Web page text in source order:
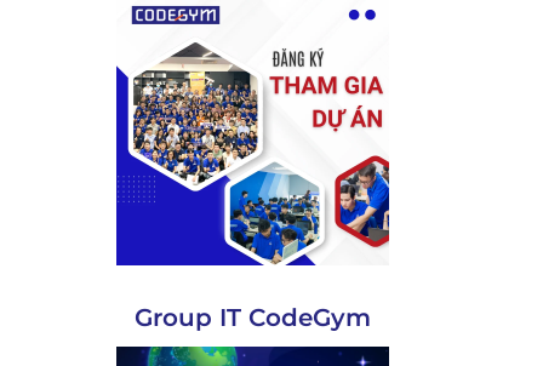
Group IT CodeGym